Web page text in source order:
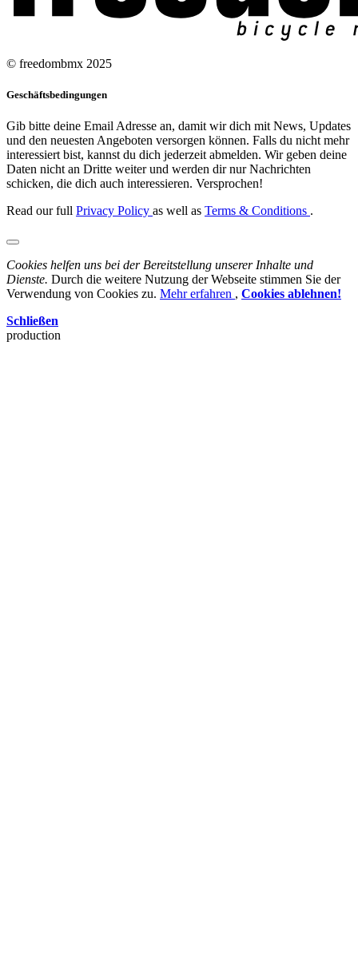
© freedombmx 2025
Geschäftsbedingungen
Gib bitte deine Email Adresse an, damit wir dich mit News, Updates
und den neuesten Angeboten versorgen können. Falls du nicht mehr
interessiert bist, kannst du dich jederzeit abmelden. Wir geben deine
Daten nicht an Dritte weiter und werden dir nur Nachrichten
schicken, die dich auch interessieren. Versprochen!
Read our full Privacy Policy as well as Terms & Conditions .
Cookies helfen uns bei der Bereitstellung unserer Inhalte und
Dienste. Durch die weitere Nutzung der Webseite stimmen Sie der
Verwendung von Cookies zu. Mehr erfahren , Cookies ablehnen!
Schließen
production